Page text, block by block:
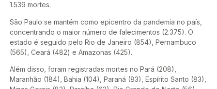
1.539 mortes.
São Paulo se mantém como epicentro da pandemia no país,
concentrando o maior número de falecimentos (2.375). O
estado é seguido pelo Rio de Janeiro (854), Pernambuco
(565), Ceará (482) e Amazonas (425).
Além disso, foram registradas mortes no Pará (208),
Maranhão (184), Bahia (104), Paraná (83), Espírito Santo (83),